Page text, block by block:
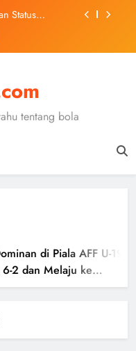
Status
Salah, Tes
WSL
Salah, Tes
Kota Malang
tentang bola
di Piala AFF U-19
2 dan Melaju ke